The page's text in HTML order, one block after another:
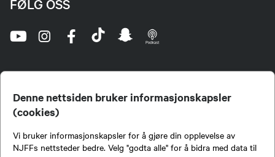
Denne nettsiden bruker informasjonskapsler
(cookies)
Vi bruker informasjonskapsler for å gjøre din opplevelse av
NJFFs nettsteder bedre. Velg "godta alle" for å bidra med data til
FØLG OSS
jegere og sportsfiskere og et av de viktigste miljøene for formidling av kunnskap om jakt og
fiske i Norge. Vi er en partipolitisk nøytral organisasjon, men har et sterkt jakt-, fiske-, og